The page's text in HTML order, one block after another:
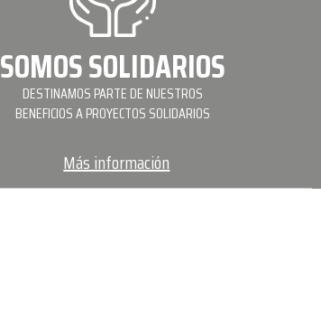
SOMOS SOLIDARIOS
DESTINAMOS PARTE DE NUESTROS
BENEFICIOS A PROYECTOS SOLIDARIOS
Más información